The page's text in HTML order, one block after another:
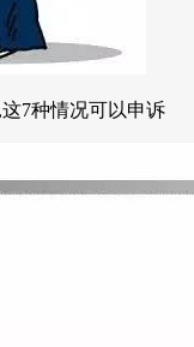
7种情况可以申诉